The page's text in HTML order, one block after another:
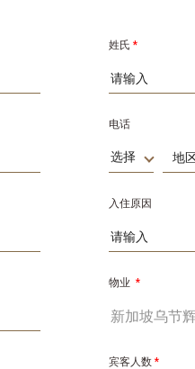
姓氏 *
电话
选择
入住原因
物业 *
宾客人数 *